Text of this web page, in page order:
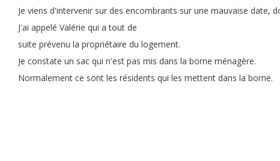
Je viens d'intervenir sur des encombrants sur une mauvaise date,
J'ai appelé Valérie qui a tout de
suite prévenu la propriétaire du logement.
Je constate un sac qui n'est pas mis dans la borne ménagère.
Normalement ce sont les résidents qui les mettent dans la borne.